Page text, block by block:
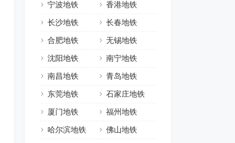
宁波地铁 香港地铁
长沙地铁 长春地铁
合肥地铁 无锡地铁
沈阳地铁 南宁地铁
南昌地铁 青岛地铁
东莞地铁 石家庄地铁
厦门地铁 福州地铁
哈尔滨地铁 佛山地铁